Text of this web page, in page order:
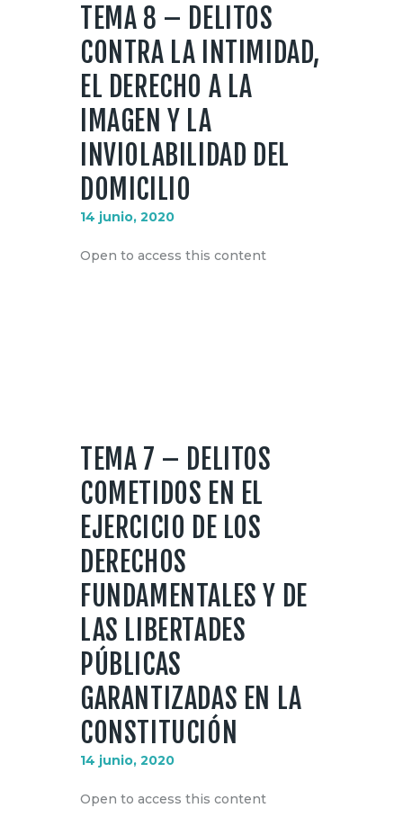
TEMA 8 – DELITOS
CONTRA LA INTIMIDAD,
EL DERECHO A LA
IMAGEN Y LA
INVIOLABILIDAD DEL
DOMICILIO
14 junio, 2020
Open to access this content
TEMA 7 – DELITOS
COMETIDOS EN EL
EJERCICIO DE LOS
DERECHOS
FUNDAMENTALES Y DE
LAS LIBERTADES
PÚBLICAS
GARANTIZADAS EN LA
CONSTITUCIÓN
14 junio, 2020
Open to access this content